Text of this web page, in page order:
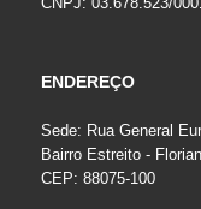
ENDEREÇO
Sede: Rua General
Bairro Estreito -
CEP: 88075-100